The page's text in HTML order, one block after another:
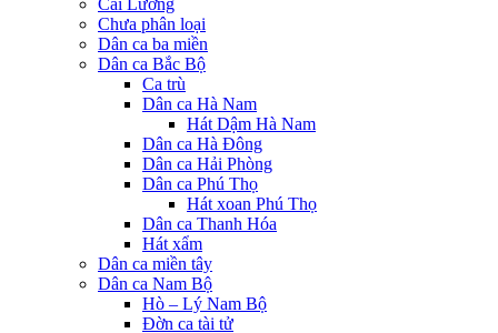
Cải Lương
Chưa phân loại
Dân ca ba miền
Dân ca Bắc Bộ
Ca trù
Dân ca Hà Nam
Hát Dậm Hà Nam
Dân ca Hà Đông
Dân ca Hải Phòng
Dân ca Phú Thọ
Hát xoan Phú Thọ
Dân ca Thanh Hóa
Hát xẩm
Dân ca miền tây
Dân ca Nam Bộ
Hò – Lý Nam Bộ
Đờn ca tài tử